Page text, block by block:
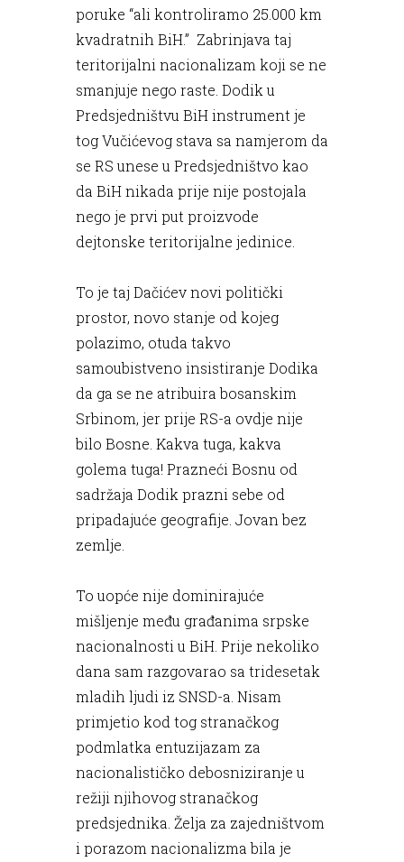
poruke “ali kontroliramo 25.000 km
kvadratnih BiH.” Zabrinjava taj
teritorijalni nacionalizam koji se ne
smanjuje nego raste. Dodik u
Predsjedništvu BiH instrument je
tog Vučićevog stava sa namjerom da
se RS unese u Predsjedništvo kao
da BiH nikada prije nije postojala
nego je prvi put proizvode
dejtonske teritorijalne jedinice.
To je taj Dačićev novi politički
prostor, novo stanje od kojeg
polazimo, otuda takvo
samoubistveno insistiranje Dodika
da ga se ne atribuira bosanskim
Srbinom, jer prije RS-a ovdje nije
bilo Bosne. Kakva tuga, kakva
golema tuga! Prazneći Bosnu od
sadržaja Dodik prazni sebe od
pripadajuće geografije. Jovan bez
zemlje.
To uopće nije dominirajuće
mišljenje među građanima srpske
nacionalnosti u BiH. Prije nekoliko
dana sam razgovarao sa tridesetak
mladih ljudi iz SNSD-a. Nisam
primjetio kod tog stranačkog
podmlatka entuzijazam za
nacionalističko debosniziranje u
režiji njihovog stranačkog
predsjednika. Želja za zajedništvom
i porazom nacionalizma bila je